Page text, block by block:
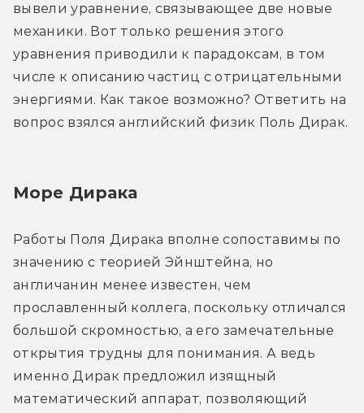
вывели уравнение, связывающее две новые
механики. Вот только решения этого
уравнения приводили к парадоксам, в том
числе к описанию частиц с отрицательными
энергиями. Как такое возможно? Ответить на
вопрос взялся английский физик Поль Дирак.
Море Дирака
Работы Поля Дирака вполне сопоставимы по
значению с теорией Эйнштейна, но
англичанин менее известен, чем
прославленный коллега, поскольку отличался
большой скромностью, а его замечательные
открытия трудны для понимания. А ведь
именно Дирак предложил изящный
математический аппарат, позволяющий